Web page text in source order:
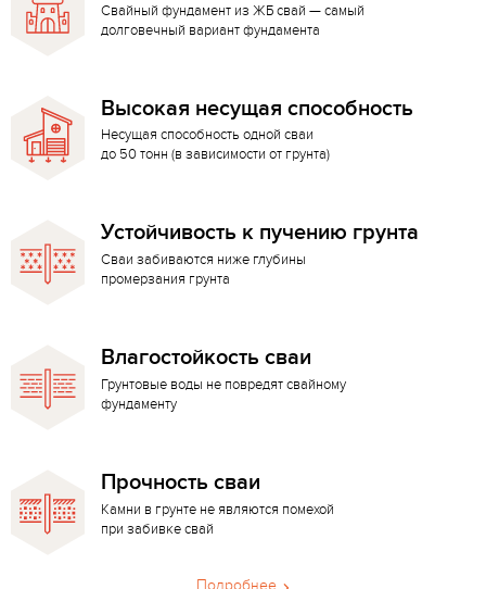
Свайный фундамент из ЖБ свай — самый
долговечный вариант фундамента
Высокая несущая способность
Несущая способность одной сваи
до 50 тонн (в зависимости от грунта)
Устойчивость к пучению грунта
Сваи забиваются ниже глубины
промерзания грунта
Влагостойкость сваи
Грунтовые воды не повредят свайному
фундаменту
Прочность сваи
Камни в грунте не являются помехой
при забивке свай
Подробнее